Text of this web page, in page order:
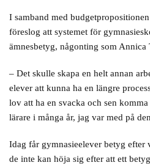
I samband med
föreslog att systemet för
ämnesbetyg, någonting som
– Det skulle skapa en helt annan
elever att kunna ha en längre
lov att ha en svacka och sen
lärare i många år, jag var med på
Idag får gymnasieelever betyg efter
de inte kan höja sig efter att ett